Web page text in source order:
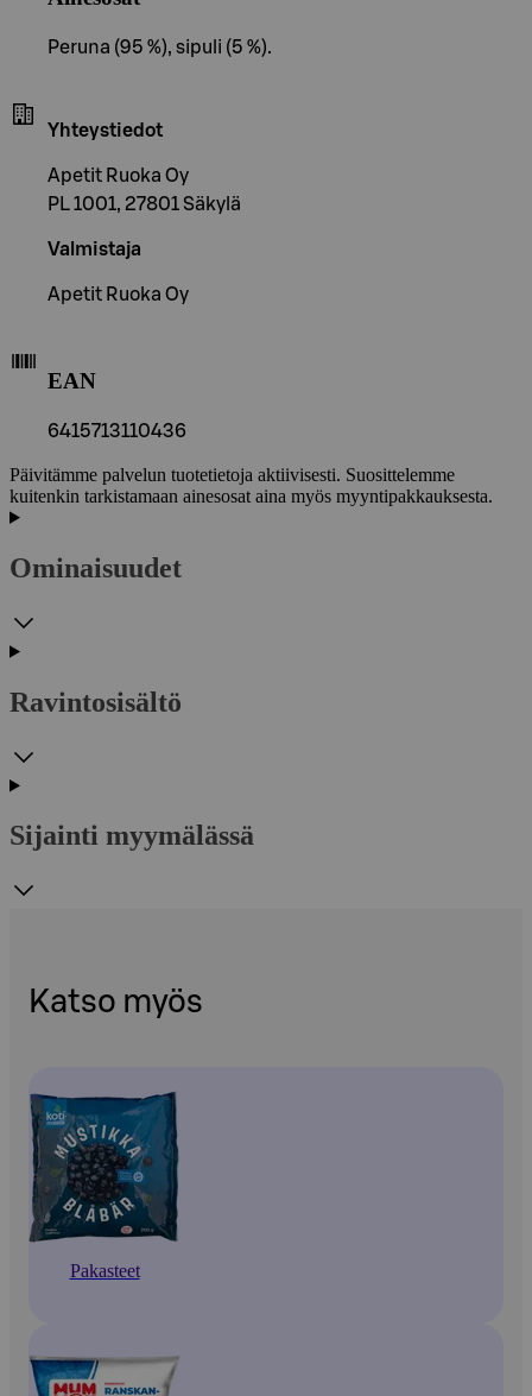
Peruna (95 %), sipuli (5 %).
Yhteystiedot
Apetit Ruoka Oy
PL 1001, 27801 Säkylä
Valmistaja
Apetit Ruoka Oy
EAN
6415713110436
Päivitämme palvelun tuotetietoja aktiivisesti. Suosittelemme
kuitenkin tarkistamaan ainesosat aina myös myyntipakkauksesta.
Ominaisuudet
Ravintosisältö
Sijainti myymälässä
Katso myös
Pakasteet